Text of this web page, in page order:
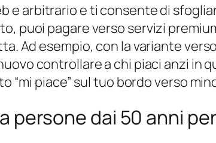
e arbitrario e ti consente di
puoi pagare verso servizi
Ad esempio, con la variante
controllare a chi piaci anzi
“mi piace” sul tuo bordo verso
persone dai 50 anni